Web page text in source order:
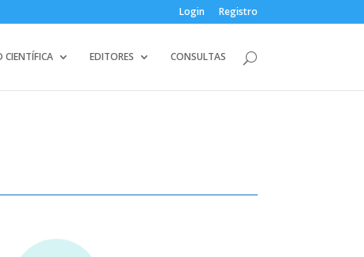
Login Registro
CIENTÍFICA EDITORES CONSULTAS